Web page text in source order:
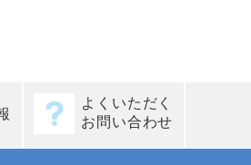
よくいただく
お問い合わせ